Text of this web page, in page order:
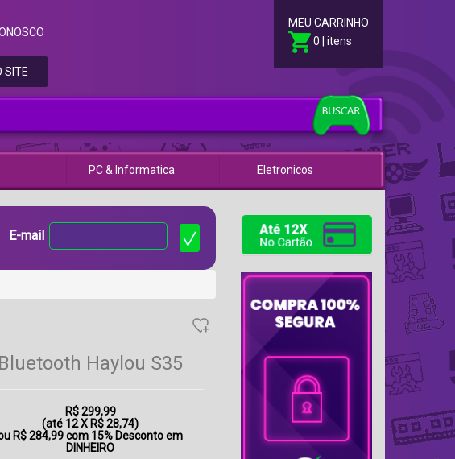
SITE
MEU CARRINHO
0 | itens
PC & Informatica Eletronicos
E-mail
Bluetooth Haylou S35
R$ 299,99
(até 12 X R$ 28,74)
R$ 284,99 com 15% Desconto em
DINHEIRO